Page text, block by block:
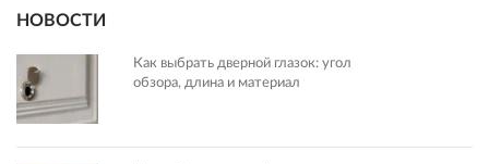
НОВОСТИ
Как выбрать дверной глазок: угол
обзора, длина и материал